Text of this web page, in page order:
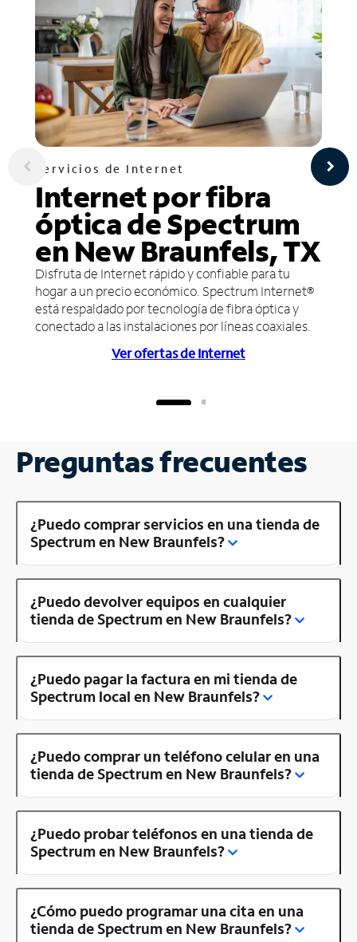
Servicios de Internet
Internet por fibra
óptica de Spectrum
en New Braunfels, TX
Disfruta de Internet rápido y confiable para tu
hogar a un precio económico. Spectrum Internet®
está respaldado por tecnología de fibra óptica y
conectado a las instalaciones por líneas coaxiales.
Ver ofertas de Internet
Preguntas frecuentes
¿Puedo comprar servicios en una tienda de
Spectrum en New Braunfels?
¿Puedo devolver equipos en cualquier
tienda de Spectrum en New Braunfels?
¿Puedo pagar la factura en mi tienda de
Spectrum local en New Braunfels?
¿Puedo comprar un teléfono celular en una
tienda de Spectrum en New Braunfels?
¿Puedo probar teléfonos en una tienda de
Spectrum en New Braunfels?
¿Cómo puedo programar una cita en una
tienda de Spectrum en New Braunfels?